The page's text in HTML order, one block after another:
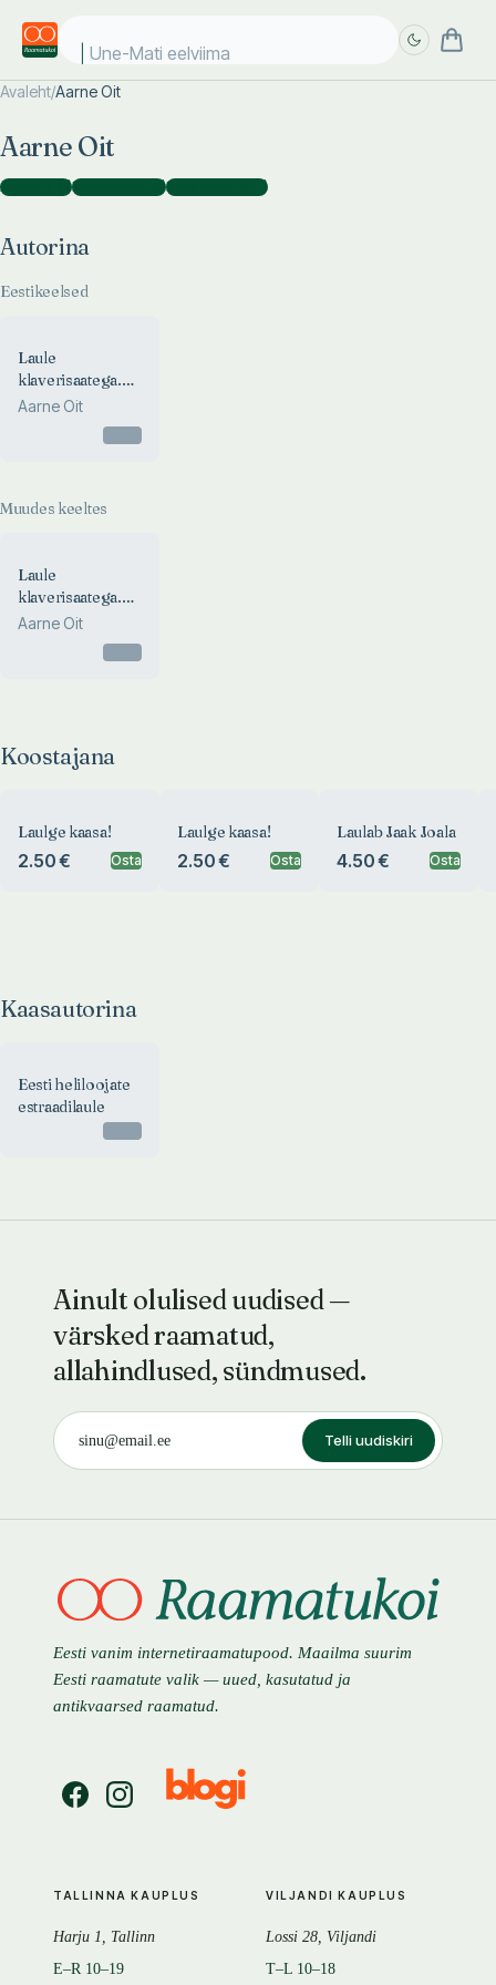
Une-Mati eelviimas
Avaleht/Aarne Oit
Aarne Oit
Autorina )Koostajana )Kaasautorina )
Autorina
Eestikeelsed
Laule
klaverisaatega.
Песни с
сопровождением
Aarne Oit
Muudes keeltes
Laule
klaverisaatega.
Песни с
сопровождением
Aarne Oit
Koostajana
Laulge kaasa!
2.50 € Osta
Laulge kaasa!
2.50 € Osta
Laulab Jaak Joala
4.50 € Osta
Kaasautorina
Eesti heliloojate
estraadilaule
Ainult olulised uudised —
värsked raamatud,
allahindlused, sündmused.
Telli uudiskiri
Eesti vanim internetiraamatupood. Maailma suurim
Eesti raamatute valik — uued, kasutatud ja
antikvaarsed raamatud.
TALLINNA KAUPLUS
Harju 1, Tallinn
E–R 10–19
VILJANDI KAUPLUS
Lossi 28, Viljandi
T–L 10–18